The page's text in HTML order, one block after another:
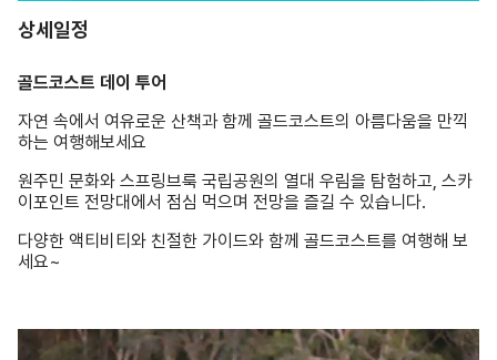
상세일정
골드코스트 데이 투어
자연 속에서 여유로운 산책과 함께 골드코스트의 아름다움을 만끽
하는 여행해보세요
원주민 문화와 스프링브룩 국립공원의 열대 우림을 탐험하고, 스카
이포인트 전망대에서 점심 먹으며 전망을 즐길 수 있습니다.
다양한 액티비티와 친절한 가이드와 함께 골드코스트를 여행해 보
세요~